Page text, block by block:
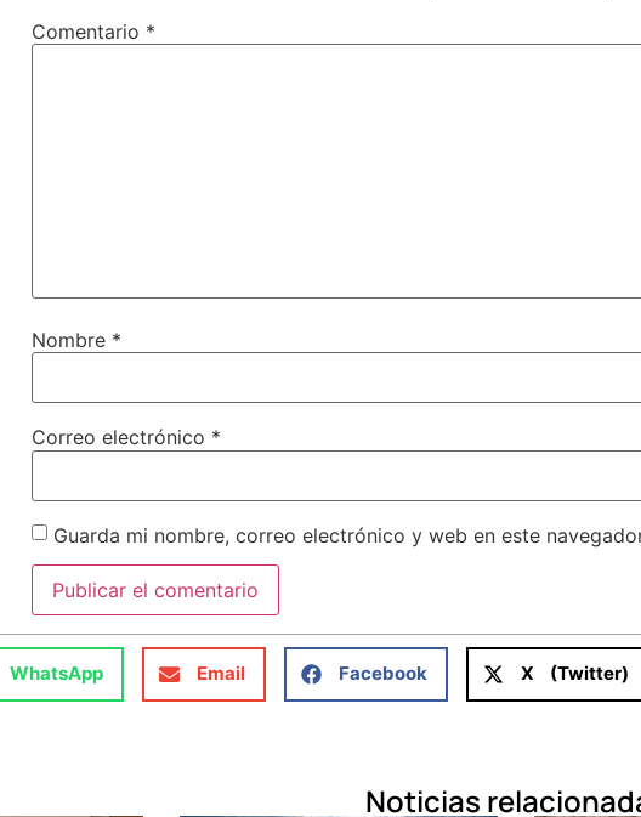
Comentario *
Nombre *
Correo electrónico *
Guarda mi nombre, correo electrónico y web en este
WhatsApp Email Facebook X (Twitter)
Noticias